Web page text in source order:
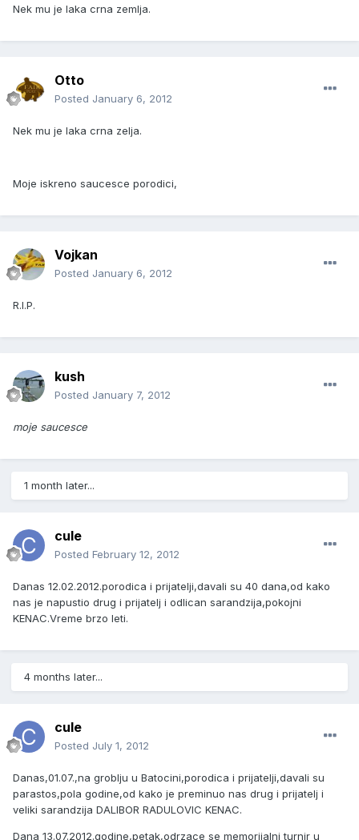
Nek mu je laka crna zemlja.
Otto
Posted January 6, 2012
Nek mu je laka crna zelja.
Moje iskreno saucesce porodici,
Vojkan
Posted January 6, 2012
R.I.P.
kush
Posted January 7, 2012
moje saucesce
1 month later...
cule
Posted February 12, 2012
Danas 12.02.2012.porodica i prijatelji,davali su 40 dana,od kako
nas je napustio drug i prijatelj i odlican sarandzija,pokojni
KENAC.Vreme brzo leti.
4 months later...
cule
Posted July 1, 2012
Danas,01.07.,na groblju u Batocini,porodica i prijatelji,davali su
parastos,pola godine,od kako je preminuo nas drug i prijatelj i
veliki sarandzija DALIBOR RADULOVIC KENAC.
Dana 13.07.2012.godine,petak,odrzace se memorijalni turnir u